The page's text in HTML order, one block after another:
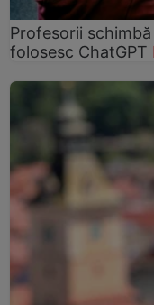
Profesorii
folosesc ChatGPT